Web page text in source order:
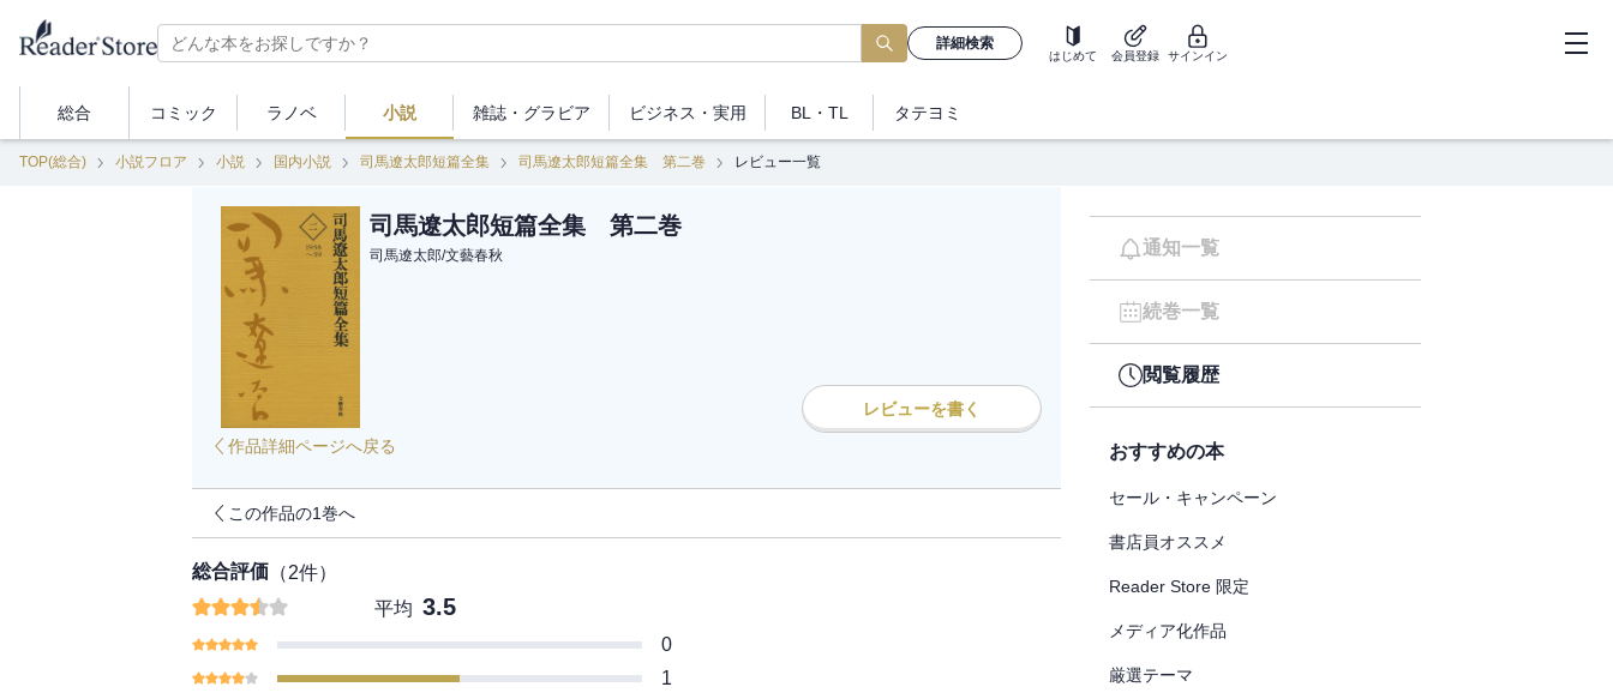
詳細検索
はじめて 会員登録 サインイン
総合 コミック ラノベ 小説 雑誌・ グラビア ビジネス ・実用 BL・TL タテヨミ
TOP(総合) 小説フロア 小説 国内小説 司馬遼太郎短篇全集 司馬遼太郎短篇全集 第二巻 レビュー一覧
司馬遼太郎短篇全集 第二巻
司馬遼太郎/文藝春秋
レビューを書く
作品詳細ページへ戻る
この作品の1巻へ
総合評価 （2件）
平均 3.5
0
1
通知一覧
続巻一覧
閲覧履歴
おすすめの本
セール・キャンペーン
書店員オススメ
Reader Store 限定
メディア化作品
厳選テーマ